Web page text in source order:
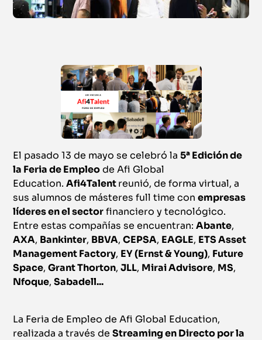
El pasado 13 de mayo se celebró la5ª Edición de
la Feria de Empleode Afi Global
Education.Afi4Talentreunió, de forma virtual, a
sus alumnos de másteres full time conempresas
líderes en el sectorfinanciero y tecnológico.
Entre estas compañías se encuentran:Abante,
AXA, Bankinter, BBVA,CEPSA, EAGLE, ETS Asset
Management Factory, EY (Ernst & Young), Future
Space,Grant Thorton,JLL, Mirai Advisore, MS,
Nfoque,Sabadell...
La Feria de Empleo de Afi Global Education,
realizada a través deStreaming en Directo por la